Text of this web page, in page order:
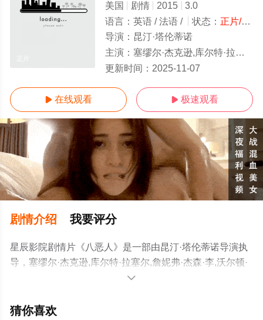
美国 剧情 2015
3.0
语言： 英语 / 法语 / 状态： 正片/高清
导演： 昆汀·塔伦蒂诺
主演： 塞缪尔·杰克逊,库尔特·拉塞尔,詹妮弗·杰森·李,沃尔顿·戈金斯,德米安·比齐尔,蒂姆·罗斯,迈克尔·马德森,布鲁斯·邓恩,詹姆士·帕克斯
更新时间： 2025-11-07
 在线观看  极速观看
剧情介绍 我要评分
星辰影院剧情片《八恶人》是一部由昆汀·塔伦蒂诺导演执
导，塞缪尔·杰克逊,库尔特·拉塞尔,詹妮弗·杰森·李,沃尔顿·
戈金斯,德米安·比齐尔,蒂姆·罗斯,迈克尔·马德森,布鲁斯·邓
斯利等演员精彩演绎的美国电影，免费观看高清未删减完

猜你喜欢